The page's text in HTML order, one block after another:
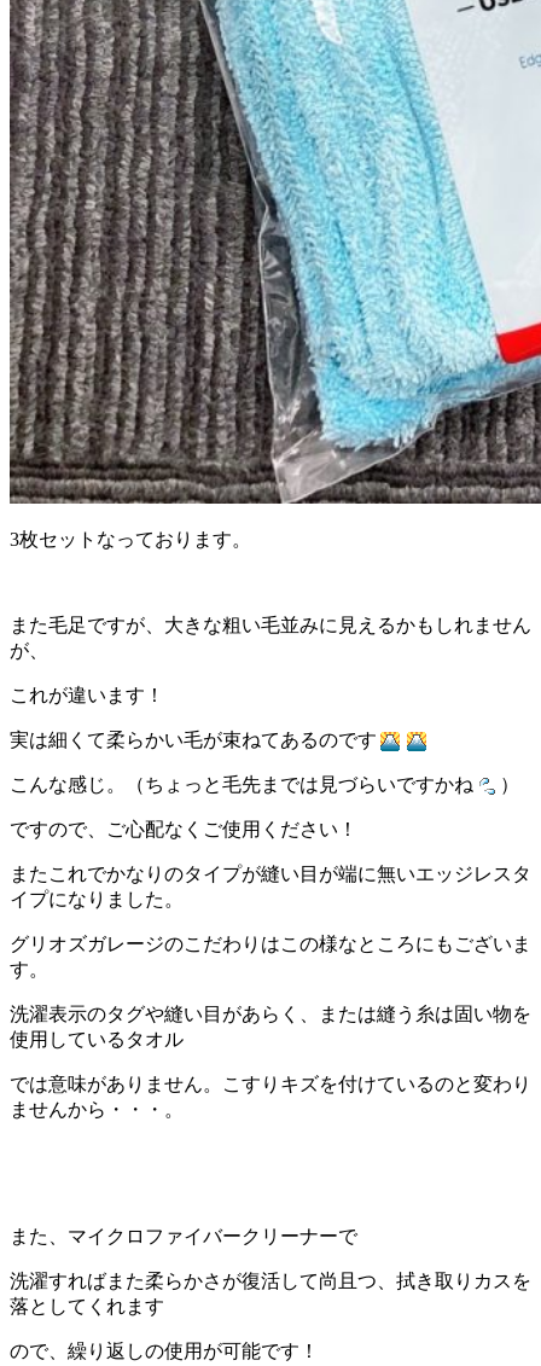
3枚セットなっております。
また毛足ですが、大きな粗い毛並みに見えるかもしれません
が、
これが違います！
実は細くて柔らかい毛が束ねてあるのです
こんな感じ。（ちょっと毛先までは見づらいですかね ）
ですので、ご心配なくご使用ください！
またこれでかなりのタイプが縫い目が端に無いエッジレスタ
イプになりました。
グリオズガレージのこだわりはこの様なところにもございま
す。
洗濯表示のタグや縫い目があらく、または縫う糸は固い物を
使用しているタオル
では意味がありません。こすりキズを付けているのと変わり
ませんから・・・。
また、マイクロファイバークリーナーで
洗濯すればまた柔らかさが復活して尚且つ、拭き取りカスを
落としてくれます
ので、繰り返しの使用が可能です！